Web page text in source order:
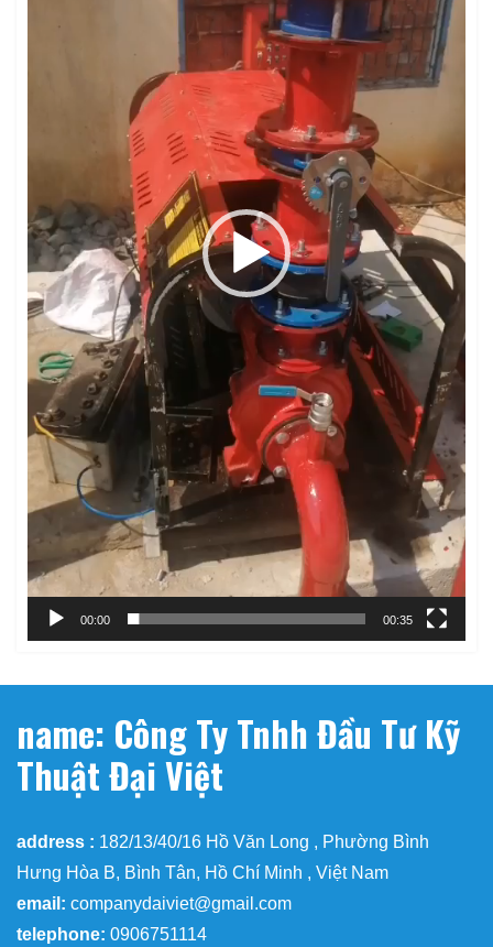
00:00 00:35
name: Công Ty Tnhh Đầu Tư Kỹ
Thuật Đại Việt
address : 182/13/40/16 Hồ Văn Long , Phường Bình
Hưng Hòa B, Bình Tân, Hồ Chí Minh , Việt Nam
email: companydaiviet@gmail.com
telephone: 0906751114